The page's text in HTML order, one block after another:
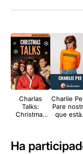
Charlas
Talks:
Christmas
Charlie
Pare
que
Ha